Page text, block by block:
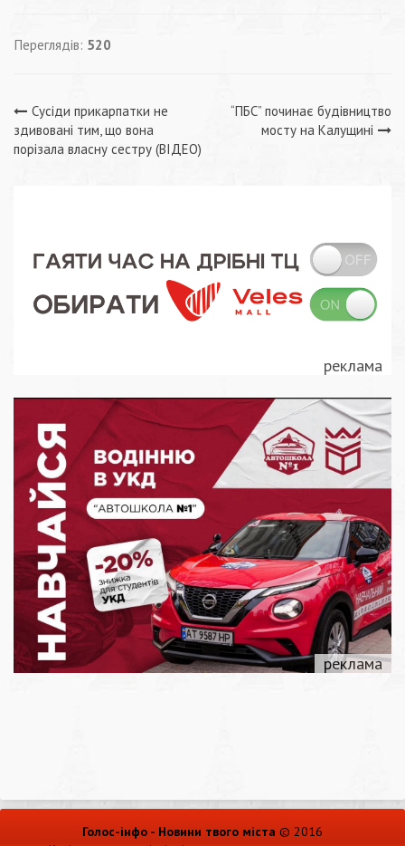
Переглядів: 520
Навігація
записів
Сусіди прикарпатки не
здивовані тим, що вона
порізала власну сестру (ВІДЕО)
“ПБС” починає будівництво
мосту на Калущині
Голос-інфо - Новини твого міста © 2016